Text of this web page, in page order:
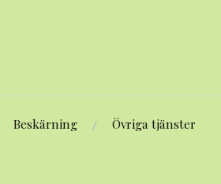
Beskärning Övriga tjänster